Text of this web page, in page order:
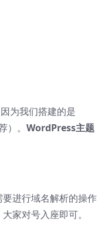
因为我们搭建的是
。 WordPress主题
进行域名解析的操
家对号入座即可。